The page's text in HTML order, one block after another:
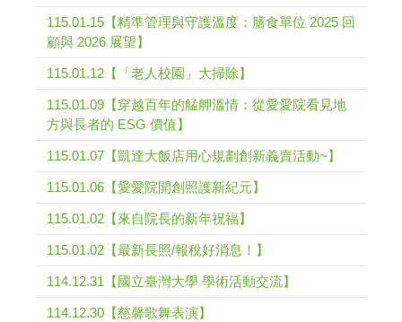
115.01.15【精準管理與守護溫度：膳食單位 2025 回
顧與 2026 展望】
115.01.12【「老人校園」大掃除】
115.01.09【穿越百年的艋舺溫情：從愛愛院看見地
方與長者的 ESG 價值】
115.01.07【凱達大飯店用心規劃創新義賣活動~】
115.01.06【愛愛院開創照護新紀元】
115.01.02【來自院長的新年祝福】
115.01.02【最新長照/報稅好消息！】
114.12.31【國立臺灣大學 學術活動交流】
114.12.30【慈馨歌舞表演】